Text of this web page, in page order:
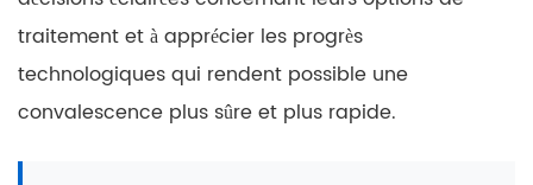
traitement et à apprécier les progrès
technologiques qui rendent possible une
convalescence plus sûre et plus rapide.